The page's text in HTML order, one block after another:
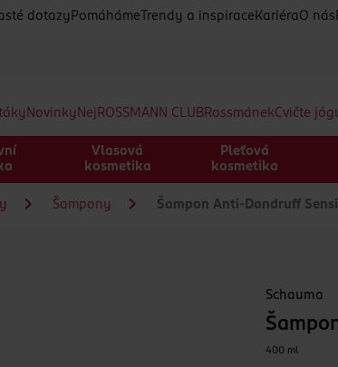
dotazy Pomáháme Trendy a inspirace Kariéra O nás
Novinky Nej ROSSMANN CLUBRossmánekCvičte
Vlasová
kosmetika
Pleťová
kosmetika
Šampony Šampon Anti-Dandruff
Schauma
400 ml